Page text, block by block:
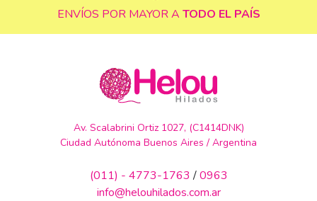
ENVÍOS POR MAYOR A TODO EL PAÍS
Av. Scalabrini Ortiz 1027, (C1414DNK)
Ciudad Autónoma Buenos Aires / Argentina
(011) - 4773-1763 /0963
info@helouhilados.com.ar